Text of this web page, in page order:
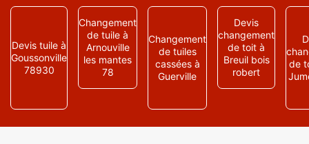
Devis tuile à
Goussonville
78930
Changement
de tuile à
Arnouville
les mantes
78
Changement
de tuiles
cassées à
Guerville
Devis
changement
de toit à
Breuil bois
robert
de